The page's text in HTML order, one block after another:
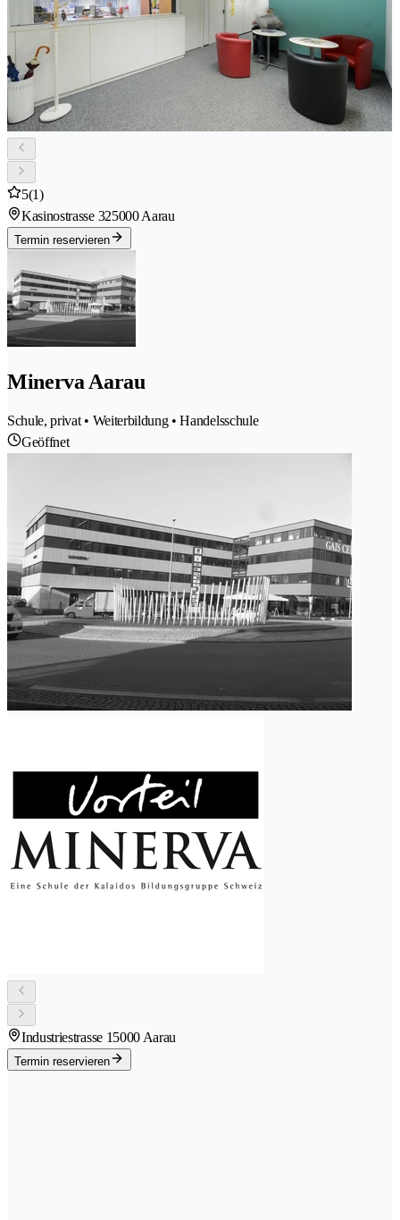
5(1)
Kasinostrasse 325000 Aarau
Termin reservieren
Minerva Aarau
Schule, privat • Weiterbildung • Handelsschule
Geöffnet
Industriestrasse 15000 Aarau
Termin reservieren